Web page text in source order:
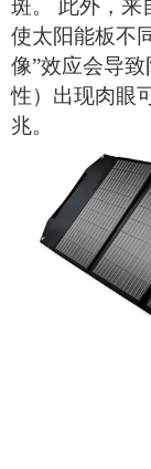
斑。
此外，来
使太阳能板不
像”效应会导
性）出现肉眼
兆。